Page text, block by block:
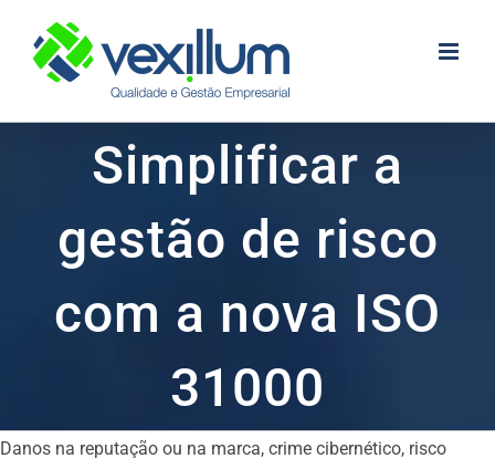
content
Simplificar a
gestão de risco
com a nova ISO
31000
Danos na reputação ou na marca, crime cibernético, risco